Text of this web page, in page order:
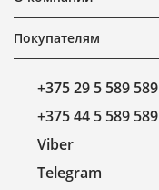
Покупателям
+375 29 5 589 589
+375 44 5 589 589
Viber
Telegram